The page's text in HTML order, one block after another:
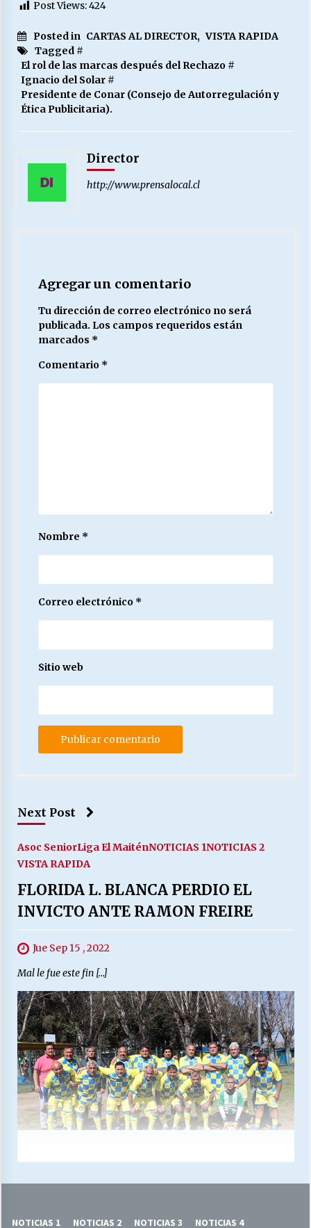
Post Views:424
Posted in CARTAS AL DIRECTOR, VISTA RAPIDA
Tagged #
El rol de las marcas después del Rechazo#
Ignacio del Solar#
Presidente de Conar (Consejo de Autorregulación y
Ética Publicitaria).
Director
http://www.prensalocal.cl
Agregar un comentario
Tu dirección de correo electrónico no será
publicada. Los campos requeridos están
marcados *
Comentario *
Nombre *
Correo electrónico *
Sitio web
Next Post
Asoc SeniorLiga El MaiténNOTICIAS 1NOTICIAS 2
VISTA RAPIDA
FLORIDA L. BLANCA PERDIO EL
INVICTO ANTE RAMON FREIRE
Jue Sep 15 , 2022
Mal le fue este fin […]
NOTICIAS 1 NOTICIAS 2 NOTICIAS 3 NOTICIAS 4